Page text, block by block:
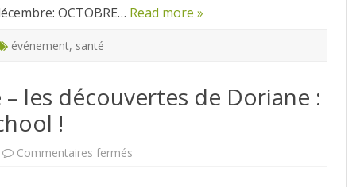
OCTOBRE… Read more »
événement, santé
les découvertes de Doriane :
!
Commentaires fermés